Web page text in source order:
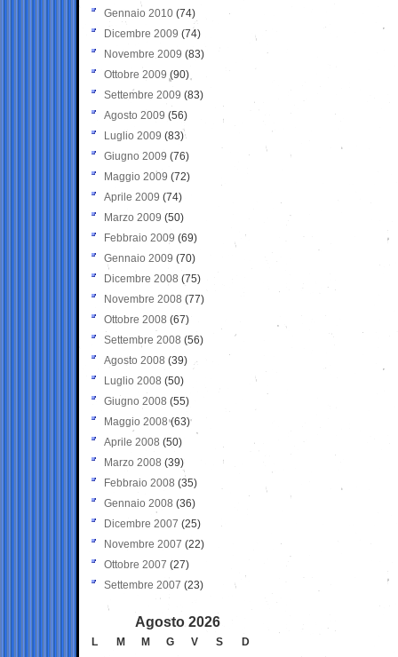
Gennaio 2010 (74)
Dicembre 2009 (74)
Novembre 2009 (83)
Ottobre 2009 (90)
Settembre 2009 (83)
Agosto 2009 (56)
Luglio 2009 (83)
Giugno 2009 (76)
Maggio 2009 (72)
Aprile 2009 (74)
Marzo 2009 (50)
Febbraio 2009 (69)
Gennaio 2009 (70)
Dicembre 2008 (75)
Novembre 2008 (77)
Ottobre 2008 (67)
Settembre 2008 (56)
Agosto 2008 (39)
Luglio 2008 (50)
Giugno 2008 (55)
Maggio 2008(63)
Aprile 2008 (50)
Marzo 2008 (39)
Febbraio 2008 (35)
Gennaio 2008 (36)
Dicembre 2007 (25)
Novembre 2007 (22)
Ottobre 2007 (27)
Settembre 2007 (23)
Agosto 2026
L M M G V S
D